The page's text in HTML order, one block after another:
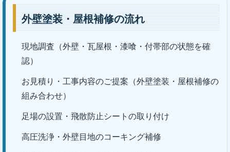
外壁塗装・屋根補修の流れ
現地調査（外壁・瓦屋根・漆喰・付帯部の状態を確
認）
お見積り・工事内容のご提案（外壁塗装・屋根補修の
組み合わせ）
足場の設置・飛散防止シートの取り付け
高圧洗浄・外壁目地のコーキング補修